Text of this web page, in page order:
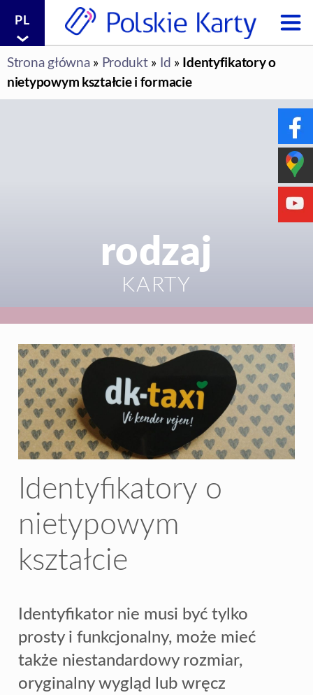
produkcja
i
druk
PL
Strona główna» Produkt» Id » Identyfikatory o
nietypowym kształcie i formacie
rodzaj
KARTY
Identyfikatory o
nietypowym
kształcie
Identyfikator nie musi być tylko
prosty i funkcjonalny, może mieć
także niestandardowy rozmiar,
oryginalny wygląd lub wręcz